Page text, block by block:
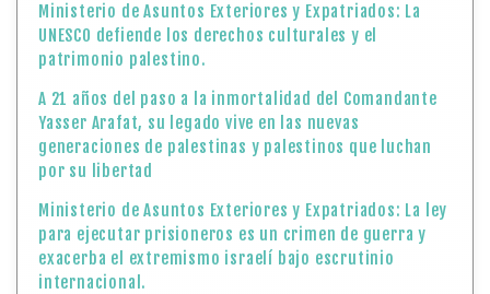
Ministerio de Asuntos Exteriores y Expatriados: La
UNESCO defiende los derechos culturales y el
patrimonio palestino.
A 21 años del paso a la inmortalidad del Comandante
Yasser Arafat, su legado vive en las nuevas
generaciones de palestinas y palestinos que luchan
por su libertad
Ministerio de Asuntos Exteriores y Expatriados: La ley
para ejecutar prisioneros es un crimen de guerra y
exacerba el extremismo israelí bajo escrutinio
internacional.